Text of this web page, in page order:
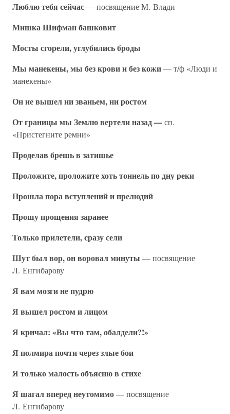
Люблю тебя сейчас— посвящение М. Влади
Мишка Шифман башковит
Мосты сгорели, углубились броды
Мы манекены, мы без крови и без кожи— т/ф «Люди и
манекены»
Он не вышел ни званьем, ни ростом
От границы мы Землю вертели назад —сп.
«Пристегните ремни»
Проделав брешь в затишье
Проложите, проложите хоть тоннель по дну реки
Прошла пора вступлений и прелюдий
Прошу прощения заранее
Только прилетели, сразу сели
Шут был вор, он воровал минуты — посвящение
Л. Енгибарову
Я вам мозги не пудрю
Я вышел ростом и лицом
Я кричал: «Вы что там, обалдели?!»
Я полмира почти через злые бои
Я только малость объясню в стихе
Я шагал вперед неутомимо— посвящение
Л. Енгибарову